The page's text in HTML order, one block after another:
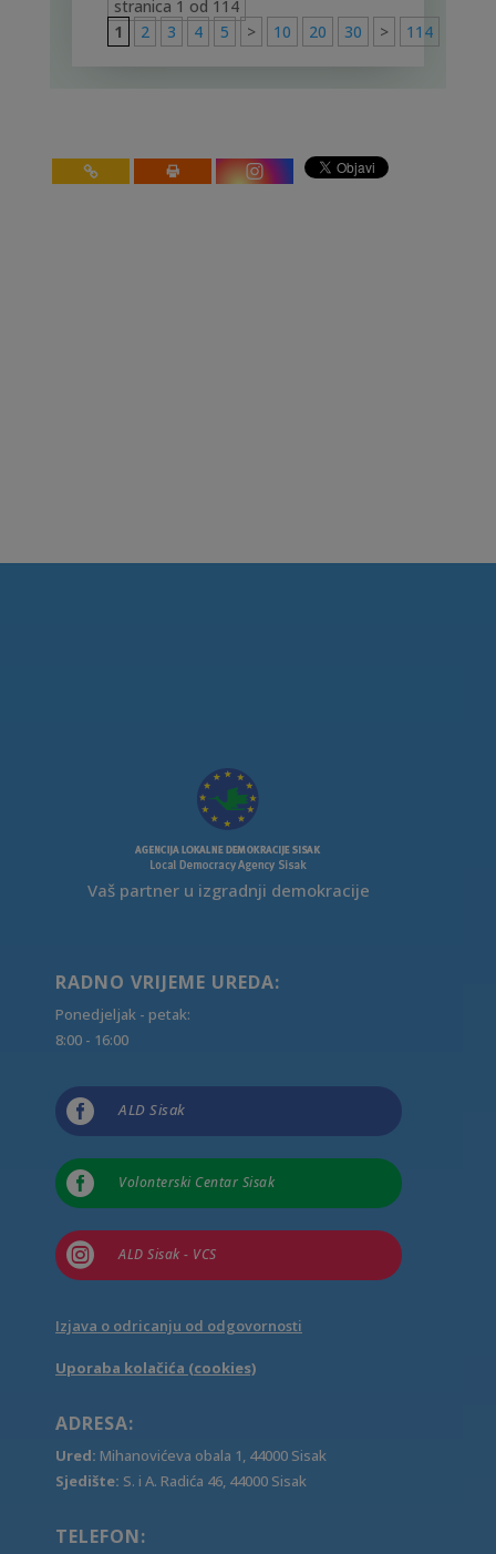
stranica 1 od 114
1
2 3 4 5 > 10 20 30 > 114
Vaš partner u izgradnji demokracije
RADNO VRIJEME UREDA:
Ponedjeljak - petak:
8:00 - 16:00
 ALD Sisak
 Volonterski Centar Sisak
 ALD Sisak - VCS
Izjava o odricanju od odgovornosti
Uporaba kolačića (cookies)
ADRESA:
Ured: Mihanovićeva obala 1, 44000 Sisak
Sjedište: S. i A. Radića 46, 44000 Sisak
TELEFON: